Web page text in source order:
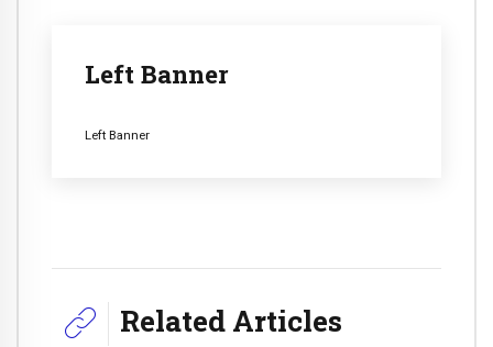
Left Banner
Left Banner
Related Articles